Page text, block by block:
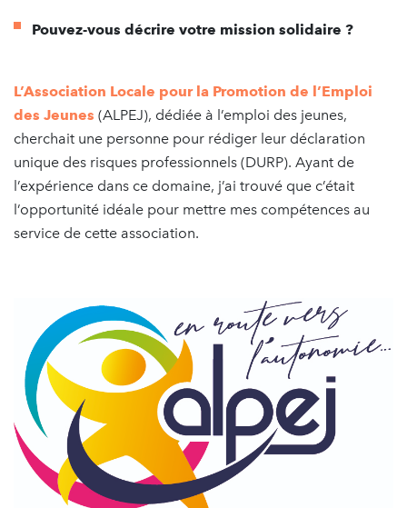
Pouvez-vous décrire votre mission solidaire ?
L’Association Locale pour la Promotion de l’Emploi
des Jeunes (ALPEJ), dédiée à l’emploi des jeunes,
cherchait une personne pour rédiger leur déclaration
unique des risques professionnels (DURP). Ayant de
l’expérience dans ce domaine, j’ai trouvé que c’était
l’opportunité idéale pour mettre mes compétences au
service de cette association.